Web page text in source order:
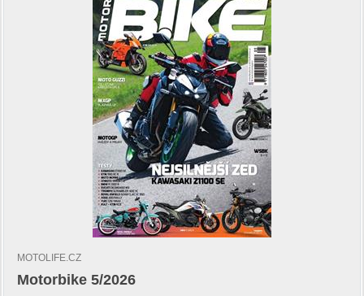
MOTOLIFE.CZ
Motorbike 5/2026